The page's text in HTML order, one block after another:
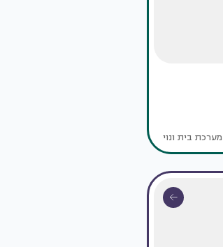
מערכת בית ונוי